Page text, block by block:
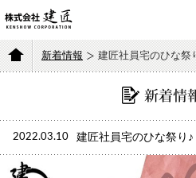
新着情報 建匠社員宅のひな祭
2022.03.10 建匠社員宅のひな祭り♪